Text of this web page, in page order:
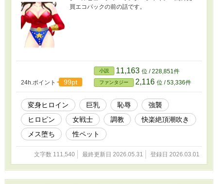
買エコパックの前の話です。
24h.ポイント 99pt
小説 11,163 位 / 228,851件
ファンタジー 2,116 位 / 53,336件
変身ヒロイン 巨乳 恥辱
強襲
ヒロピン
女戦士 調教
快楽絶頂潮吹き
メス堕ち
性ペット
文字数 111,540 最終更新日 2026.05.31 登録日 2026.03.01